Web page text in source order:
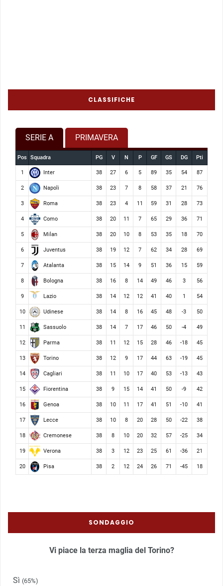
CLASSIFICHE
SERIE A PRIMAVERA
Pos Squadra PG V N P GF GS DG Pti
1 Inter 38 27 6 5 89 35 54 87
2 Napoli 38 23 7 8 58 37 21 76
3 Roma 38 23 4 11 59 31 28 73
4 Como 38 20 11 7 65 29 36 71
5 Milan 38 20 10 8 53 35 18 70
6 Juventus 38 19 12 7 62 34 28 69
7 Atalanta 38 15 14 9 51 36 15 59
8 Bologna 38 16 8 14 49 46 3 56
9 Lazio 38 14 12 12 41 40 1 54
10 Udinese 38 14 8 16 45 48 -3 50
11 Sassuolo 38 14 7 17 46 50 -4 49
12 Parma 38 11 12 15 28 46 -18 45
13 Torino 38 12 9 17 44 63 -19 45
14 Cagliari 38 11 10 17 40 53 -13 43
15 Fiorentina 38 9 15 14 41 50 -9 42
16 Genoa 38 10 11 17 41 51 -10 41
17 Lecce 38 10 8 20 28 50 -22 38
18 Cremonese 38 8 10 20 32 57 -25 34
19 Verona 38 3 12 23 25 61 -36 21
20 Pisa 38 2 12 24 26 71 -45 18
SONDAGGIO
Vi piace la terza maglia del Torino?
Sì (65%)